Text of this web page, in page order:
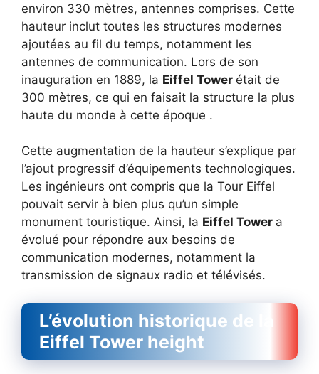
environ 330 mètres, antennes comprises. Cette
hauteur inclut toutes les structures modernes
ajoutées au fil du temps, notamment les
antennes de communication. Lors de son
inauguration en 1889, la Eiffel Tower était de
300 mètres, ce qui en faisait la structure la plus
haute du monde à cette époque .
Cette augmentation de la hauteur s’explique par
l’ajout progressif d’équipements technologiques.
Les ingénieurs ont compris que la Tour Eiffel
pouvait servir à bien plus qu’un simple
monument touristique. Ainsi, la Eiffel Tower a
évolué pour répondre aux besoins de
communication modernes, notamment la
transmission de signaux radio et télévisés.
L’évolution historique de la
Eiffel Tower height